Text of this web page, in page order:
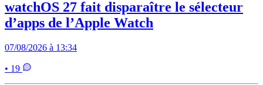
watchOS 27 fait disparaître le sélecteur
d’apps de l’Apple Watch
07/08/2026 à 13:34
• 19